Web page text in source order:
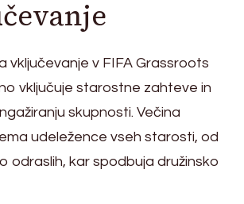
vključevanje v FIFA Grassroots
vključuje starostne zahteve in
skupnosti. Večina
udeležence vseh starosti, od
odraslih, kar spodbuja družinsko